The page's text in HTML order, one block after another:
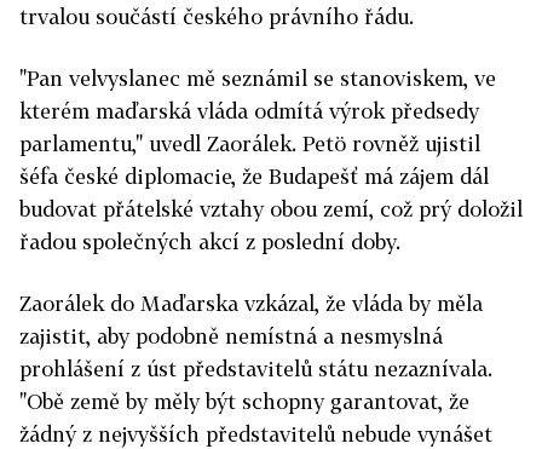
trvalou součástí českého právního řádu.
"Pan velvyslanec mě seznámil se stanoviskem, ve
kterém maďarská vláda odmítá výrok předsedy
parlamentu," uvedl Zaorálek. Petö rovněž ujistil
šéfa české diplomacie, že Budapešť má zájem dál
budovat přátelské vztahy obou zemí, což prý doložil
řadou společných akcí z poslední doby.
Zaorálek do Maďarska vzkázal, že vláda by měla
zajistit, aby podobně nemístná a nesmyslná
prohlášení z úst představitelů státu nezaznívala.
"Obě země by měly být schopny garantovat, že
žádný z nejvyšších představitelů nebude vynášet